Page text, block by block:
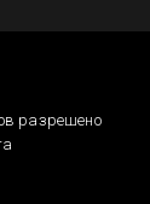
разрешено